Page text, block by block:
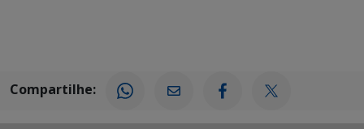
Compartilhe: